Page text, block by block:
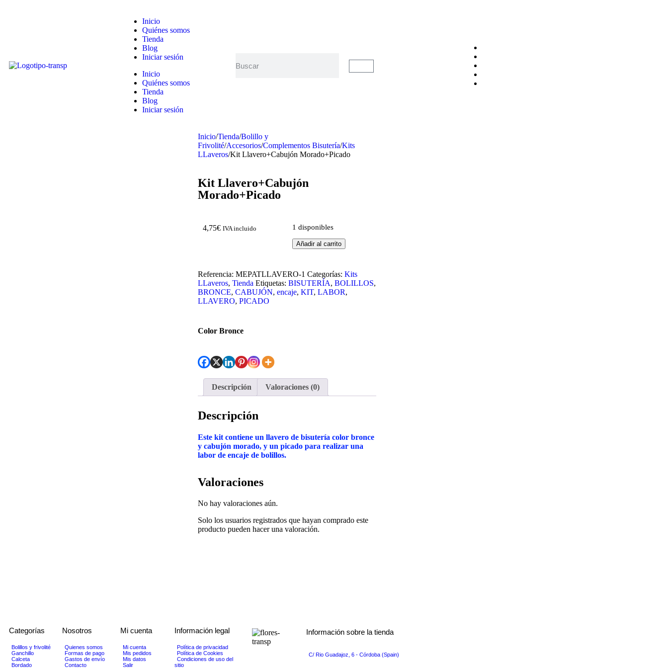
Inicio
Quiénes somos
Tienda
Blog
Iniciar sesión
Inicio
Quiénes somos
Tienda
Blog
Iniciar sesión
Inicio/Tienda/Bolillo y
Frivolité/Accesorios/Complementos Bisutería/Kits
LLaveros/Kit Llavero+Cabujón Morado+Picado
Kit Llavero+Cabujón
Morado+Picado
4,75€ IVA incluido 1 disponibles
Añadir al carrito
Referencia: MEPATLLAVERO-1 Categorías: Kits
LLaveros, Tienda Etiquetas: BISUTERÍA, BOLILLOS,
BRONCE, CABUJÓN, encaje, KIT, LABOR,
LLAVERO, PICADO
Color Bronce
Descripción Valoraciones (0)
Descripción
Este kit contiene un llavero de bisutería color bronce
y cabujón morado, y un picado para realizar una
labor de encaje de bolillos.
Valoraciones
No hay valoraciones aún.
Solo los usuarios registrados que hayan comprado este
producto pueden hacer una valoración.
Categorías
Bolillos y frivolité
Ganchillo
Calceta
Bordado
Nosotros
Quienes somos
Formas de pago
Gastos de envío
Contacto
Mi cuenta
Mi cuenta
Mis pedidos
Mis datos
Salir
Información legal
Política de privacidad
Política de Cookies
Condiciones de uso del
sitio
Información sobre la tienda
C/ Rio Guadajoz, 6 - Córdoba (Spain)